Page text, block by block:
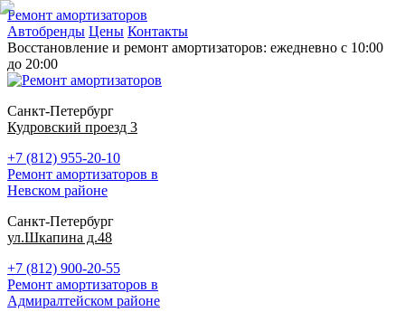
Ремонт амортизаторов
Автобренды Цены Контакты
Восстановление и ремонт амортизаторов: ежедневно с 10:00
до 20:00
Санкт-Петербург
Кудровский проезд 3
+7 (812) 955-20-10
Ремонт амортизаторов в
Невском районе
Санкт-Петербург
ул.Шкапина д.48
+7 (812) 900-20-55
Ремонт амортизаторов в
Адмиралтейском районе